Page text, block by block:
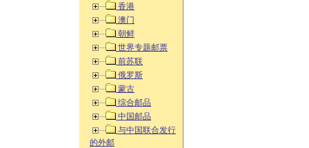
香港
澳门
朝鲜
世界专题邮票
前苏联
俄罗斯
蒙古
综合邮品
中国邮品
与中国联合发行
的外邮